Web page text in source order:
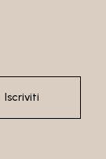
Iscriviti